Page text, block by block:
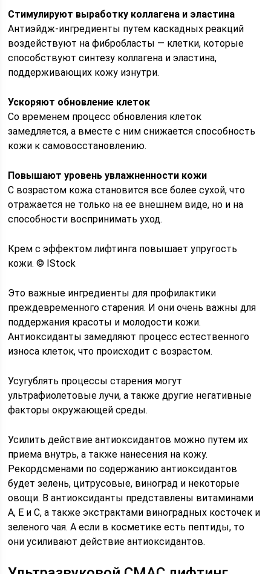
Стимулируют выработку коллагена и эластина
Антиэйдж-ингредиенты путем каскадных реакций
воздействуют на фибробласты — клетки, которые
способствуют синтезу коллагена и эластина,
поддерживающих кожу изнутри.
Ускоряют обновление клеток
Со временем процесс обновления клеток
замедляется, а вместе с ним снижается способность
кожи к самовосстановлению.
Повышают уровень увлажненности кожи
С возрастом кожа становится все более сухой, что
отражается не только на ее внешнем виде, но и на
способности воспринимать уход.
Крем с эффектом лифтинга повышает упругость
кожи. © IStock
Это важные ингредиенты для профилактики
преждевременного старения. И они очень важны для
поддержания красоты и молодости кожи.
Антиоксиданты замедляют процесс естественного
износа клеток, что происходит с возрастом.
Усугублять процессы старения могут
ультрафиолетовые лучи, а также другие негативные
факторы окружающей среды.
Усилить действие антиоксидантов можно путем их
приема внутрь, а также нанесения на кожу.
Рекордсменами по содержанию антиоксидантов
будет зелень, цитрусовые, виноград и некоторые
овощи. В антиоксиданты представлены витаминами
А, Е и С, а также экстрактами виноградных косточек и
зеленого чая. А если в косметике есть пептиды, то
они усиливают действие антиоксидантов.